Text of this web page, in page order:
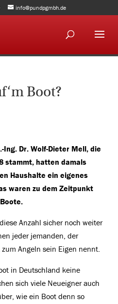
info@pundpgmbh.de
Boot?
Ing. Dr. Wolf-Dieter Mell, die
stammt, hatten damals
Haushalte ein eigenes
waren zu dem Zeitpunkt
Anzahl sicher noch weiter
jeder jemanden, der
Angeln sein Eigen nennt.
in Deutschland keine
sich viele Neueigner auch
wie ein Boot denn so